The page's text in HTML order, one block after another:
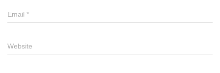
Email *
Website